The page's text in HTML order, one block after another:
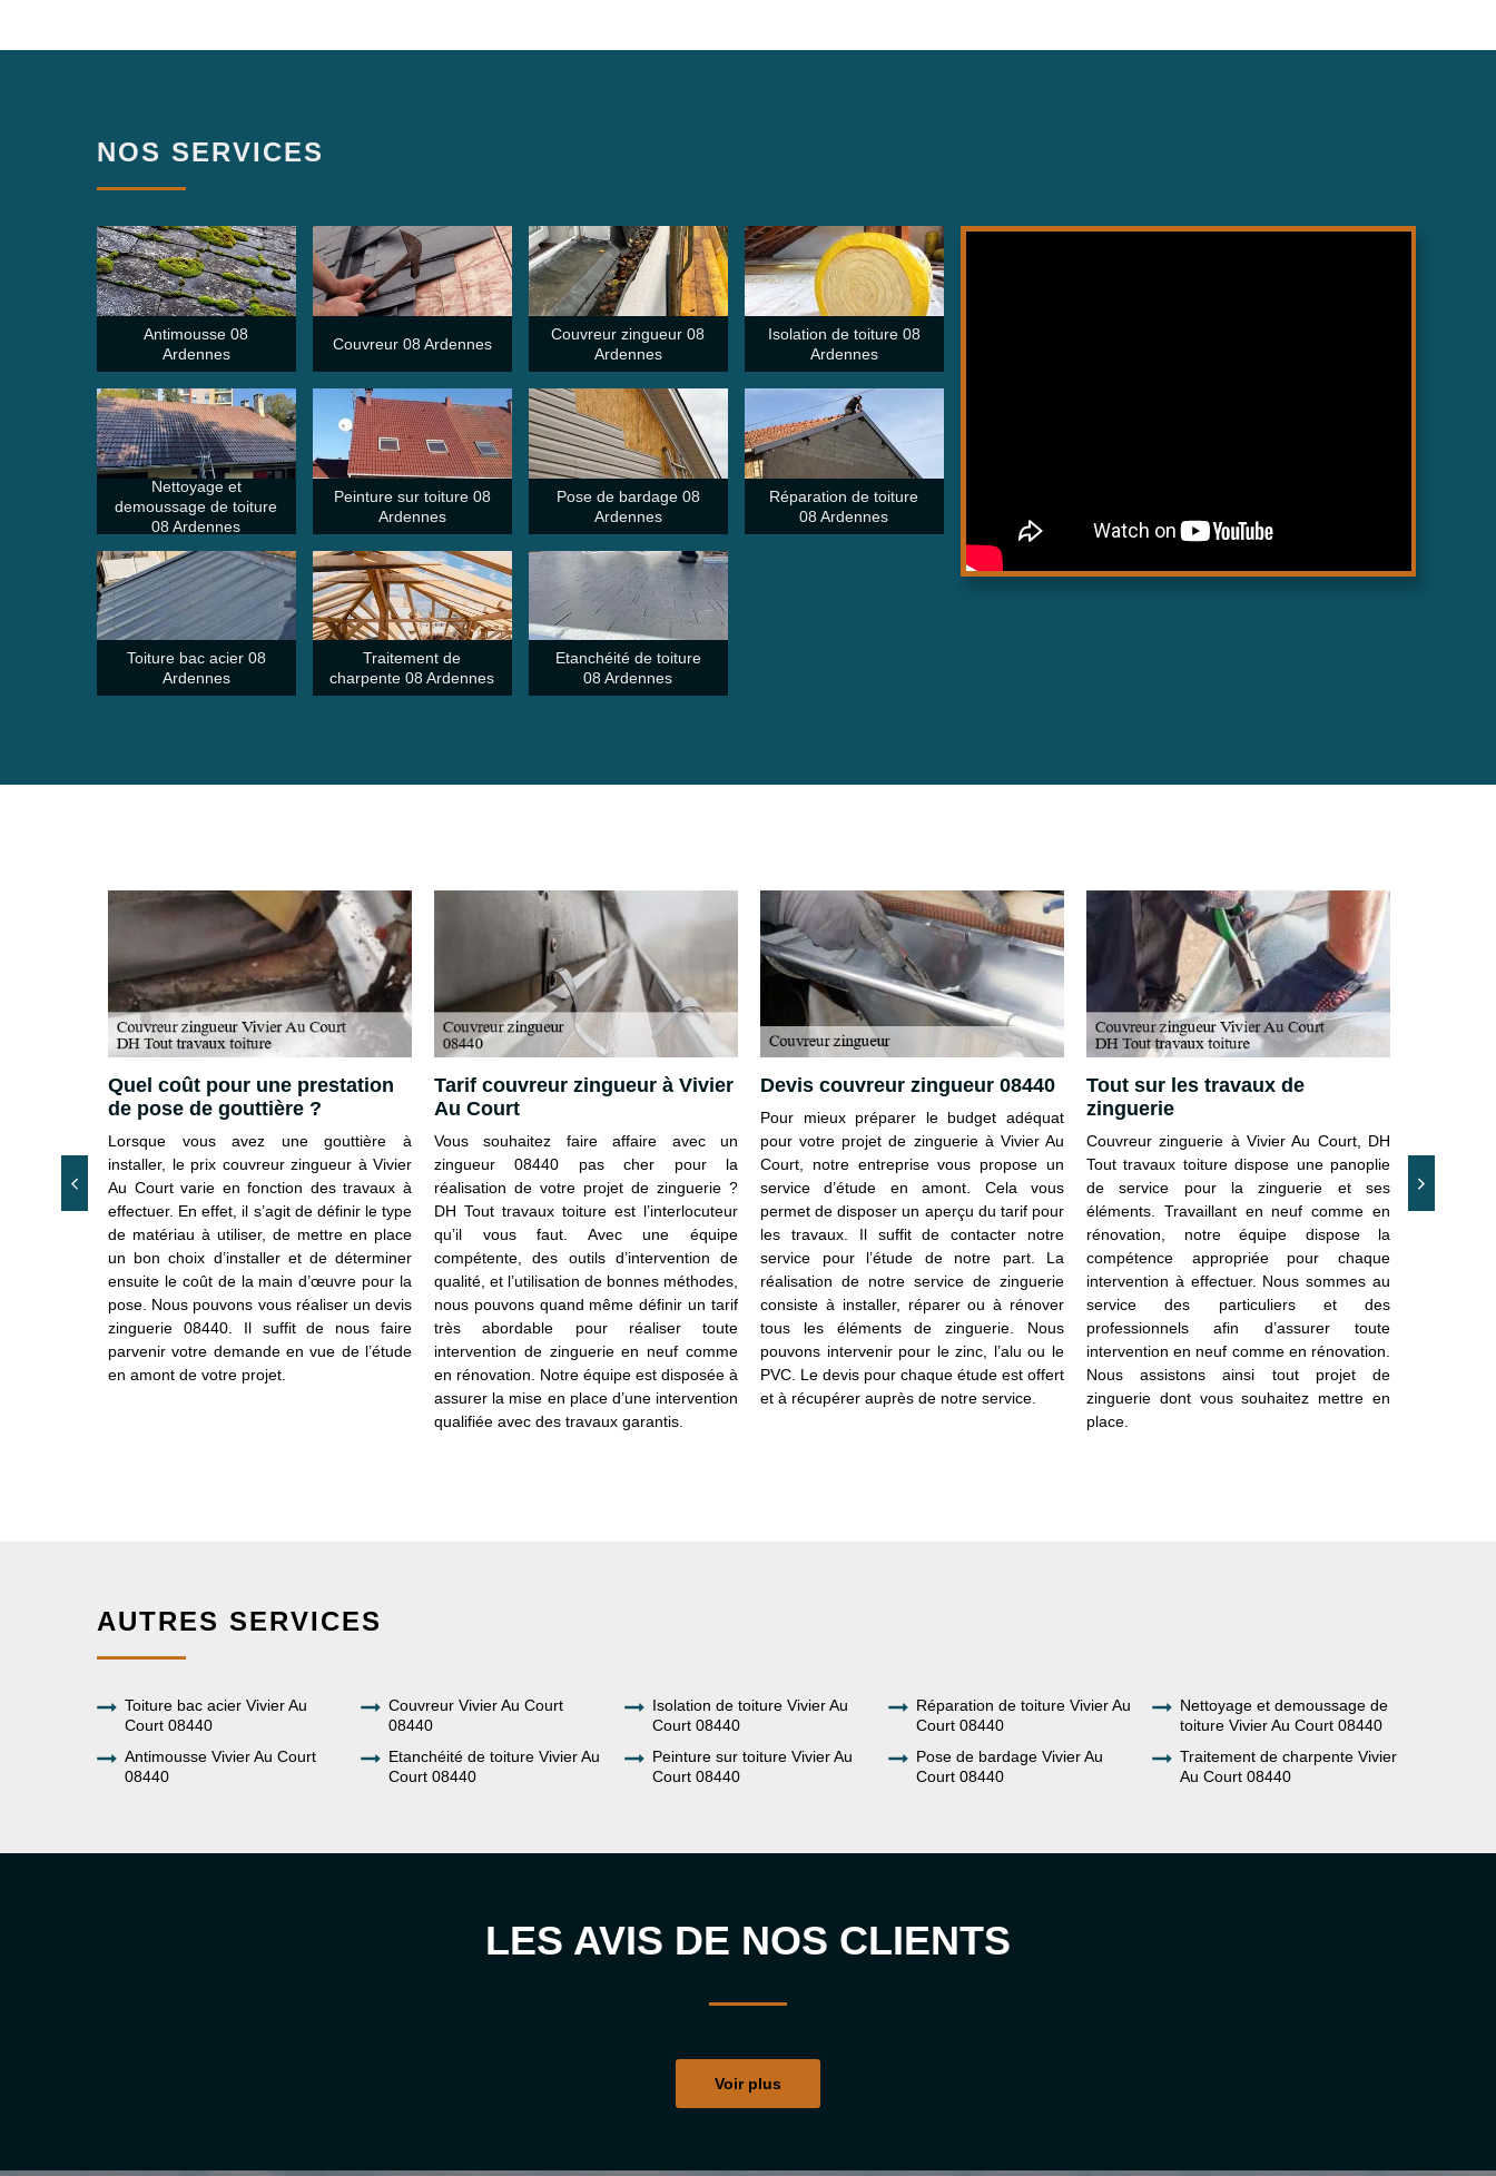
NOS SERVICES
Antimousse 08
Ardennes
Couvreur 08 Ardennes
Couvreur zingueur 08
Ardennes
Isolation de toiture 08
Ardennes
Nettoyage et
demoussage de toiture
08 Ardennes
Peinture sur toiture 08
Ardennes
Pose de bardage 08
Ardennes
Réparation de toiture
08 Ardennes
Toiture bac acier 08
Ardennes
Traitement de
charpente 08 Ardennes
Etanchéité de toiture
08 Ardennes
le savoir-
vous avez
Quel coût pour une prestation
de pose de gouttière ?
Lorsque vous avez une gouttière à
installer, le prix couvreur zingueur à Vivier
Au Court varie en fonction des travaux à
effectuer. En effet, il s’agit de définir le type
de matériau à utiliser, de mettre en place
un bon choix d’installer et de déterminer
ensuite le coût de la main d’œuvre pour la
pose. Nous pouvons vous réaliser un devis
zinguerie 08440. Il suffit de nous faire
parvenir votre demande en vue de l’étude
en amont de votre projet.
Tarif couvreur zingueur à Vivier
Au Court
Vous souhaitez faire affaire avec un
zingueur 08440 pas cher pour la
réalisation de votre projet de zinguerie ?
DH Tout travaux toiture est l’interlocuteur
qu’il vous faut. Avec une équipe
compétente, des outils d’intervention de
qualité, et l’utilisation de bonnes méthodes,
nous pouvons quand même définir un tarif
très abordable pour réaliser toute
intervention de zinguerie en neuf comme
en rénovation. Notre équipe est disposée à
assurer la mise en place d’une intervention
qualifiée avec des travaux garantis.
Devis couvreur zingueur 08440
Pour mieux préparer le budget adéquat
pour votre projet de zinguerie à Vivier Au
Court, notre entreprise vous propose un
service d’étude en amont. Cela vous
permet de disposer un aperçu du tarif pour
les travaux. Il suffit de contacter notre
service pour l’étude de notre part. La
réalisation de notre service de zinguerie
consiste à installer, réparer ou à rénover
tous les éléments de zinguerie. Nous
pouvons intervenir pour le zinc, l’alu ou le
PVC. Le devis pour chaque étude est offert
et à récupérer auprès de notre service.
Tout sur les travaux de
zinguerie
Couvreur zinguerie à Vivier Au Court, DH
Tout travaux toiture dispose une panoplie
de service pour la zinguerie et ses
éléments. Travaillant en neuf comme en
rénovation, notre équipe dispose la
compétence appropriée pour chaque
intervention à effectuer. Nous sommes au
service des particuliers et des
professionnels afin d’assurer toute
intervention en neuf comme en rénovation.
Nous assistons ainsi tout projet de
zinguerie dont vous souhaitez mettre en
place.
DH Tout
faire et la
AUTRES SERVICES
Toiture bac acier Vivier Au
Court 08440
Couvreur Vivier Au Court
08440
Isolation de toiture Vivier Au
Court 08440
Réparation de toiture Vivier Au
Court 08440
Nettoyage et demoussage de
toiture Vivier Au Court 08440
Antimousse Vivier Au Court
08440
Etanchéité de toiture Vivier Au
Court 08440
Peinture sur toiture Vivier Au
Court 08440
Pose de bardage Vivier Au
Court 08440
Traitement de charpente Vivier
Au Court 08440
LES AVIS DE NOS CLIENTS
Voir plus